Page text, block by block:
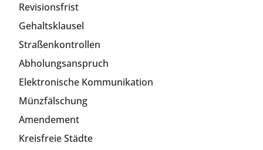
Revisionsfrist
Gehaltsklausel
Straßenkontrollen
Abholungsanspruch
Elektronische Kommunikation
Münzfälschung
Amendement
Kreisfreie Städte